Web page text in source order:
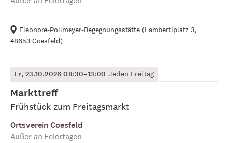
Eleonore-Pollmeyer-Begegnungsstätte (Lambertiplatz 3,
48653 Coesfeld)
Fr, 23.10.2026 08:30–13:00 Jeden Freitag
Markttreff
Frühstück zum Freitagsmarkt
Ortsverein Coesfeld
Außer an Feiertagen